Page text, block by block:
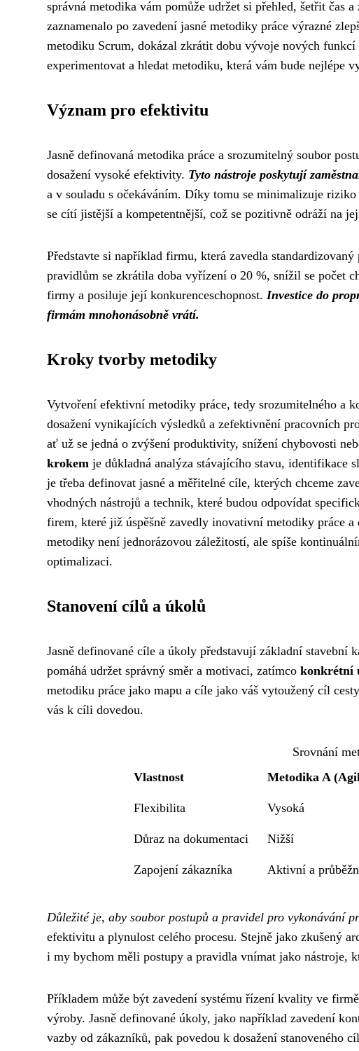
správná metodika vám pomůže udržet si přehled, šetřit
zaznamenalo po zavedení jasné metodiky práce výrazné
metodiku Scrum, dokázal zkrátit dobu vývoje nových
experimentovat a hledat metodiku, která vám bude nejlépe
Význam pro efektivitu
Jasně definovaná metodika práce a srozumitelný soubor
dosažení vysoké efektivity. Tyto nástroje poskytují
a v souladu s očekáváním. Díky tomu se minimalizuje
se cítí jistější a kompetentnější, což se pozitivně odráží na
Představte si například firmu, která zavedla
pravidlům se zkrátila doba vyřízení o 20 %, snížil se počet
firmy a posiluje její konkurenceschopnost. Investice do
firmám mnohonásobně vrátí.
Kroky tvorby metodiky
Vytvoření efektivní metodiky práce, tedy srozumitelného a
dosažení vynikajících výsledků a zefektivnění pracovních
ať už se jedná o zvýšení produktivity, snížení chybovosti
krokem je důkladná analýza stávajícího stavu, identifikace
je třeba definovat jasné a měřitelné cíle, kterých chceme
vhodných nástrojů a technik, které budou odpovídat
firem, které již úspěšně zavedly inovativní metodiky práce
metodiky není jednorázovou záležitostí, ale spíše
optimalizaci.
Stanovení cílů a úkolů
Jasně definované cíle a úkoly představují základní stavební
pomáhá udržet správný směr a motivaci, zatímco konkrétní
metodiku práce jako mapu a cíle jako váš vytoužený cíl
vás k cíli dovedou.
Srovnání
Vlastnost
Metodika A
Flexibilita Vysoká
Důraz na dokumentaci Nižší
Zapojení zákazníka Aktivní a
Důležité je, aby soubor postupů a pravidel pro vykonávání
efektivitu a plynulost celého procesu. Stejně jako zkušený
i my bychom měli postupy a pravidla vnímat jako nástroje,
Příkladem může být zavedení systému řízení kvality ve
výroby. Jasně definované úkoly, jako například zavedení
vazby od zákazníků, pak povedou k dosažení stanoveného